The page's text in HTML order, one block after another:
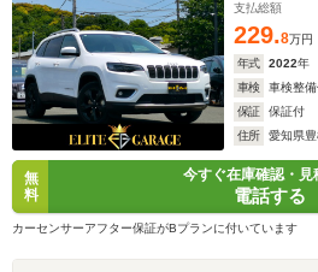
支払総額
229.8万円
年式
2022年
車検
車検整
保証
保証付
住所
愛知県
無
料
今すぐ在庫確認・見
電話する
カーセンサーアフター保証がBプランに付いています